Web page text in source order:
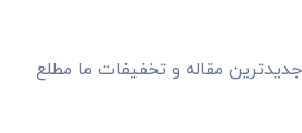
مقاله و تخفیفات ما مطلع